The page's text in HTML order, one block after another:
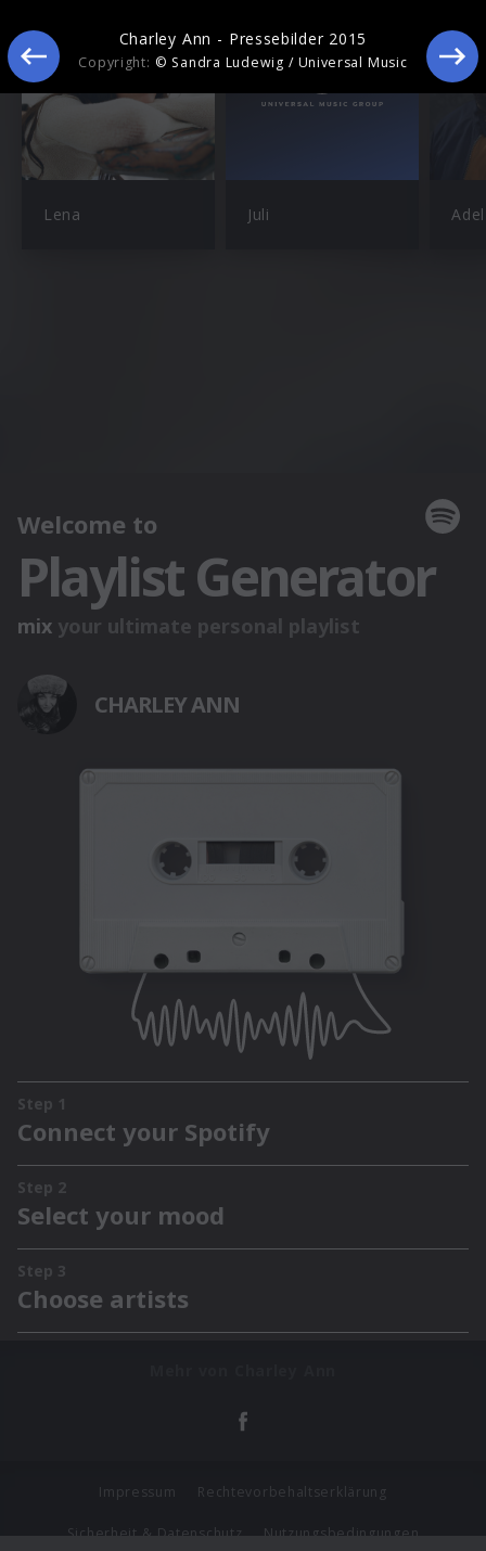
Lena Juli
Impressum Rechtevorbehaltserklärung
Sicherheit & Datenschutz Nutzungsbedingungen
Charley Ann - Pressebilder 2015
Copyright: © Sandra Ludewig / Universal Music